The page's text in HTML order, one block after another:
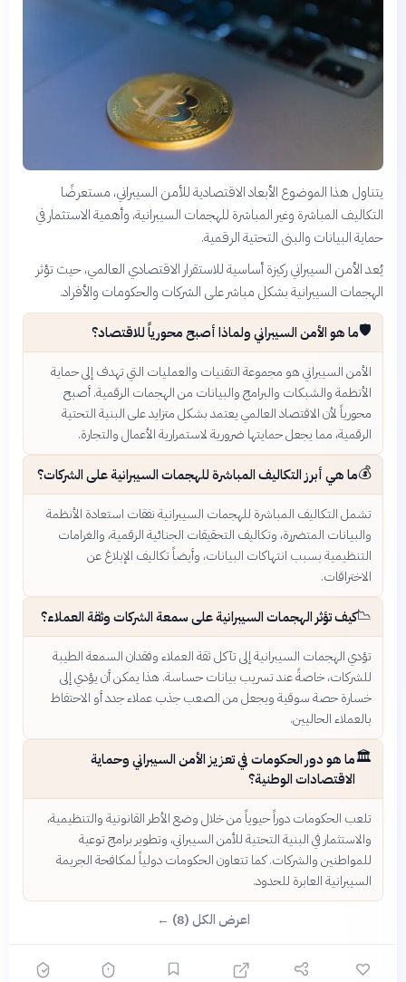
يتناول هذا الموضوع الأبعاد الاقتصادية للأمن السيبراني، مستعرضًا
التكاليف المباشرة وغير المباشرة للهجمات السيبرانية، وأهمية الاستثمار في
حماية البيانات والبنى التحتية الرقمية.
يُعد الأمن السيبراني ركيزة أساسية للاستقرار الاقتصادي العالمي، حيث تؤثر
الهجمات السيبرانية بشكل مباشر على الشركات والحكومات والأفراد.
🛡️ما هو الأمن السيبراني ولماذا أصبح محورياً للاقتصاد؟
الأمن السيبراني هو مجموعة التقنيات والعمليات التي تهدف إلى حماية
الأنظمة والشبكات والبرامج والبيانات من الهجمات الرقمية. أصبح
محورياً لأن الاقتصاد العالمي يعتمد بشكل متزايد على البنية التحتية
الرقمية، مما يجعل حمايتها ضرورية لاستمرارية الأعمال والتجارة.
💰ما هي أبرز التكاليف المباشرة للهجمات السيبرانية على الشركات؟
تشمل التكاليف المباشرة للهجمات السيبرانية نفقات استعادة الأنظمة
والبيانات المتضررة، وتكاليف التحقيقات الجنائية الرقمية، والغرامات
التنظيمية بسبب انتهاكات البيانات، وأيضاً تكاليف الإبلاغ عن
الاختراقات.
📉كيف تؤثر الهجمات السيبرانية على سمعة الشركات وثقة العملاء؟
تؤدي الهجمات السيبرانية إلى تآكل ثقة العملاء وفقدان السمعة الطيبة
للشركات، خاصةً عند تسريب بيانات حساسة. هذا يمكن أن يؤدي إلى
خسارة حصة سوقية ويجعل من الصعب جذب عملاء جدد أو الاحتفاظ
بالعملاء الحاليين.
🏛️ما هو دور الحكومات في تعزيز الأمن السيبراني وحماية
الاقتصادات الوطنية؟
تلعب الحكومات دوراً حيوياً من خلال وضع الأطر القانونية والتنظيمية،
والاستثمار في البنية التحتية للأمن السيبراني، وتطوير برامج توعية
للمواطنين والشركات. كما تتعاون الحكومات دولياً لمكافحة الجريمة
السيبرانية العابرة للحدود.
اعرض الكل (8) ←